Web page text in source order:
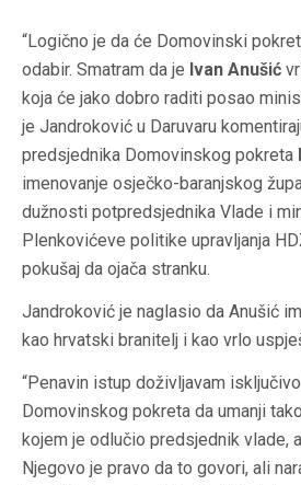
“Logično je da će Domovinski
odabir. Smatram da je Ivan Anušić
koja će jako dobro raditi posao
je Jandroković u Daruvaru
predsjednika Domovinskog pokreta
imenovanje osječko-baranjskog
dužnosti potpredsjednika Vlade i
Plenkovićeve politike upravljanja
pokušaj da ojača stranku.
Jandroković je naglasio da Anušić
kao hrvatski branitelj i kao vrlo
“Penavin istup doživljavam
Domovinskog pokreta da umanji
kojem je odlučio predsjednik vlade,
Njegovo je pravo da to govori, ali